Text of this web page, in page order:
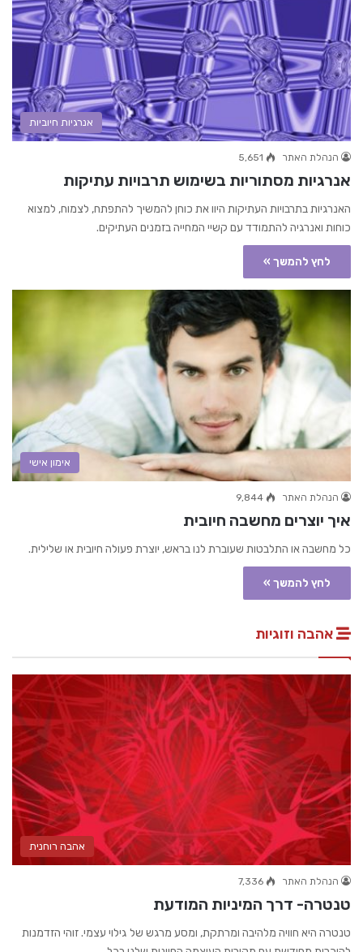
אנרגיות חיוביות
הנהלת האתר 5,651
אנרגיות מסתוריות בשימוש תרבויות עתיקות
האנרגיות בתרבויות העתיקות היוו את כוחן להמשיך להתפתח, לצמוח, למצוא
כוחות ואנרגיה להתמודד עם קשיי המחייה בזמנים העתיקים.
לחץ להמשך »
אימון אישי
הנהלת האתר 9,844
איך יוצרים מחשבה חיובית
כל מחשבה או התלבטות שעוברת לנו בראש, יוצרת פעולה חיובית או שלילית.
לחץ להמשך »
אהבה וזוגיות
אהבה רוחנית
הנהלת האתר 7,336
טנטרה- דרך המיניות המודעת
טנטרה היא חוויה מלהיבה ומרתקת, ומסע מרגש של גילוי עצמי. זוהי הזדמנות